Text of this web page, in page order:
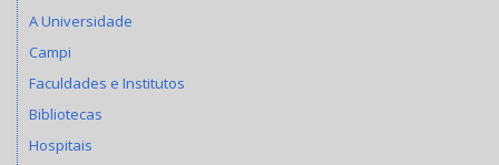
A Universidade
Campi
Faculdades e Institutos
Bibliotecas
Hospitais